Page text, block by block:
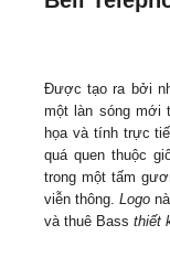
Được tạo ra bởi
một làn sóng mới
họa và tính trực
quá quen thuộc
trong một tấm
viễn thông.Logo
và thuê Bass thiết